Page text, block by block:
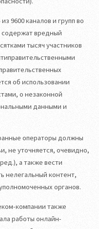
9600 каналов и групп во
вредный
тысяч участников
об использовании
о незаконной
данными и
операторы должны
не уточняется, очевидно,
а также вести
нелегальный контент,
органов.
компании также
работы онлайн-